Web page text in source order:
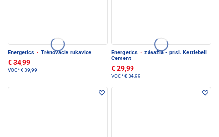
Energetics · Trénovacie rukavice
€ 34,99
VOC*€ 39,99
Energetics · závažia - prísl. Kettlebell
Cement
€ 29,99
VOC*€ 34,99